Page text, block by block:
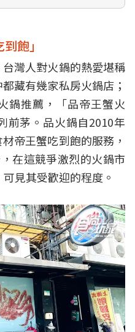
飽」
灣人對火鍋的熱愛堪稱
藏有幾家私房火鍋店；
鍋推薦，「品帝王蟹火
前茅。品火鍋自2010年
帝王蟹吃到飽的服務，
在這競爭激烈的火鍋市
見其受歡迎的程度。